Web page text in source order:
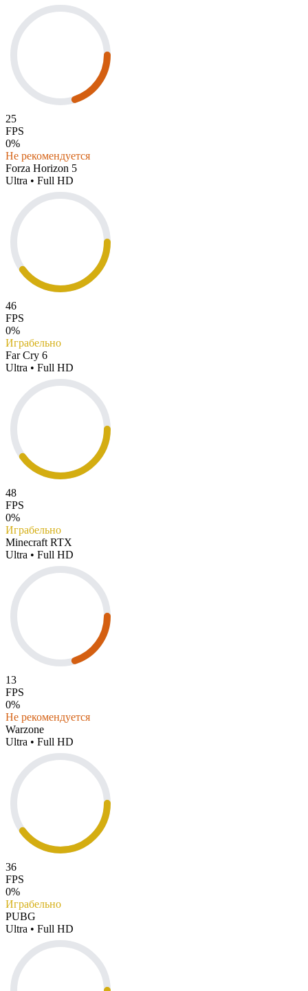
25
FPS
0%
Не рекомендуется
Forza Horizon 5
Ultra • Full HD
46
FPS
0%
Играбельно
Far Cry 6
Ultra • Full HD
48
FPS
0%
Играбельно
Minecraft RTX
Ultra • Full HD
13
FPS
0%
Не рекомендуется
Warzone
Ultra • Full HD
36
FPS
0%
Играбельно
PUBG
Ultra • Full HD